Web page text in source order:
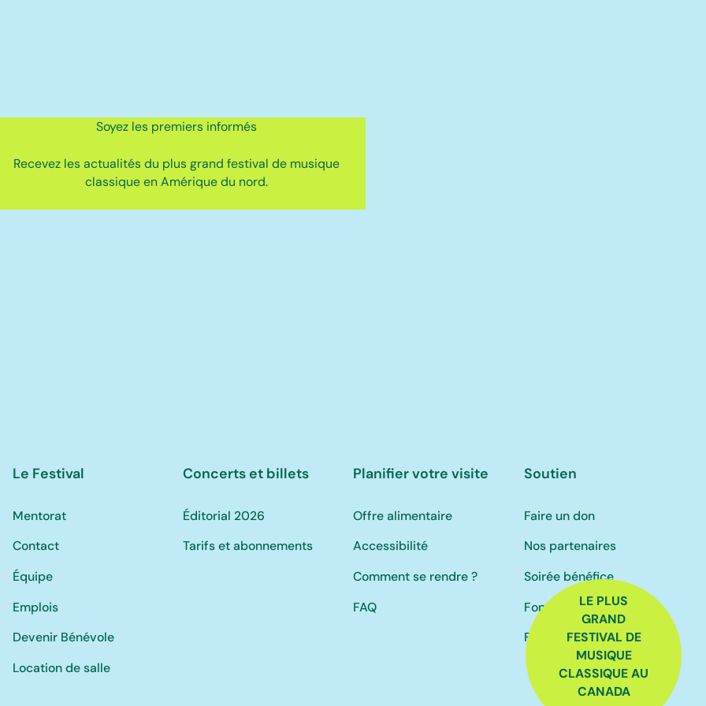
Soyez les premiers informés
Recevez les actualités du plus grand festival de musique
classique en Amérique du nord.
LE PLUS
GRAND
FESTIVAL DE
MUSIQUE
CLASSIQUE AU
CANADA
Le Festival
Mentorat
Contact
Équipe
Emplois
Devenir Bénévole
Location de salle
Concerts et billets
Éditorial 2026
Tarifs et abonnements
Planifier votre visite
Offre alimentaire
Accessibilité
Comment se rendre ?
FAQ
Soutien
Faire un don
Nos partenaires
Soirée bénéfice
Fonds Jacques-Martin
Fonds Luc-Ratelle